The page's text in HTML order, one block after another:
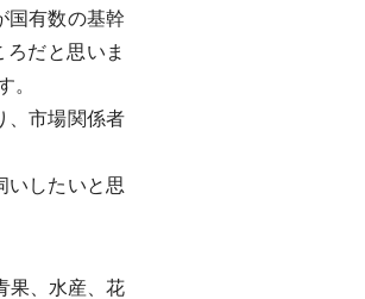
国有数の基幹
だと思いま
。
、市場関係者
いしたいと思
果、水産、花